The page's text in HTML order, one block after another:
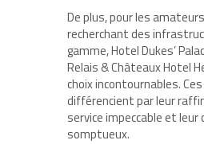
De plus, pour les
recherchant des
gamme, Hotel Dukes’
Relais & Châteaux Hotel
choix incontournables.
différencient par leur
service impeccable et leur
somptueux.